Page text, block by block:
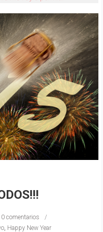
0 comentarios
, Happy New Year